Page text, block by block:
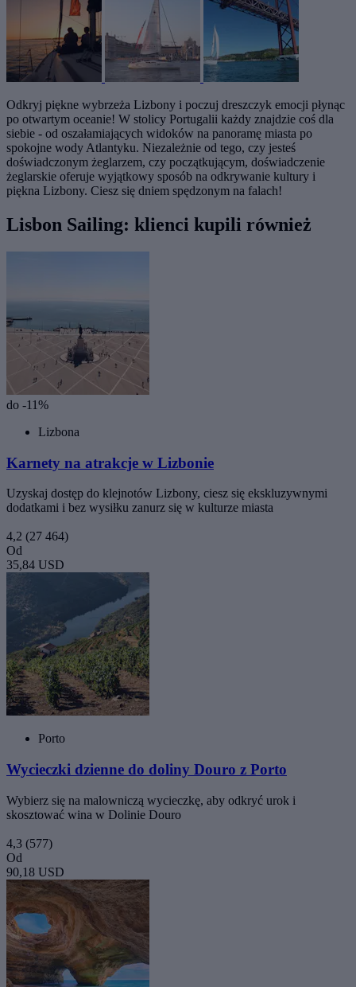
Odkryj piękne wybrzeża Lizbony i poczuj dreszczyk emocji płynąc
po otwartym oceanie! W stolicy Portugalii każdy znajdzie coś dla
siebie - od oszałamiających widoków na panoramę miasta po
spokojne wody Atlantyku. Niezależnie od tego, czy jesteś
doświadczonym żeglarzem, czy początkującym, doświadczenie
żeglarskie oferuje wyjątkowy sposób na odkrywanie kultury i
piękna Lizbony. Ciesz się dniem spędzonym na falach!
Lisbon Sailing: klienci kupili również
do -11%
Lizbona
Karnety na atrakcje w Lizbonie
Uzyskaj dostęp do klejnotów Lizbony, ciesz się ekskluzywnymi
dodatkami i bez wysiłku zanurz się w kulturze miasta
4,2 (27 464)
Od
35,84 USD
Porto
Wycieczki dzienne do doliny Douro z Porto
Wybierz się na malowniczą wycieczkę, aby odkryć urok i
skosztować wina w Dolinie Douro
4,3 (577)
Od
90,18 USD